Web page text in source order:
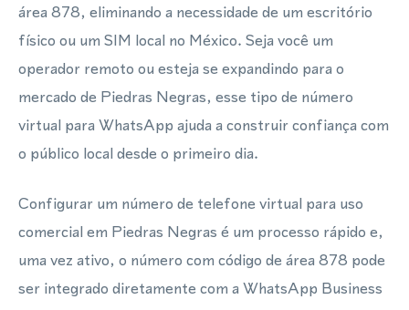
área 878, eliminando a necessidade de um escritório
físico ou um SIM local no México. Seja você um
operador remoto ou esteja se expandindo para o
mercado de Piedras Negras, esse tipo de número
virtual para WhatsApp ajuda a construir confiança com
o público local desde o primeiro dia.
Configurar um número de telefone virtual para uso
comercial em Piedras Negras é um processo rápido e,
uma vez ativo, o número com código de área 878 pode
ser integrado diretamente com a WhatsApp Business